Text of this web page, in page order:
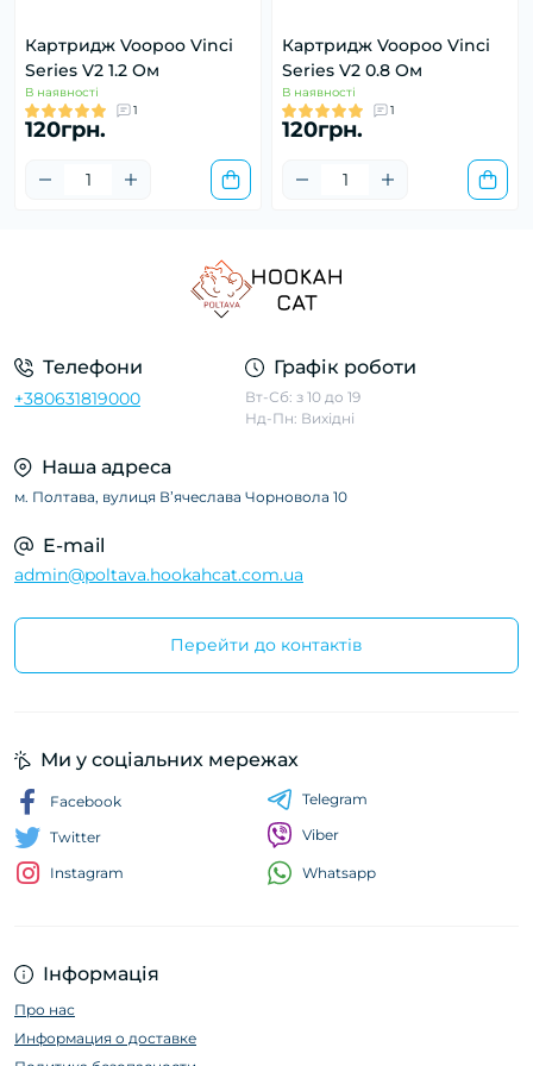
Картридж Voopoo Vinci
Series V2 1.2 Ом
В наявності
1
120грн.
Картридж Voopoo Vinci
Series V2 0.8 Ом
В наявності
1
120грн.
Телефони
+380631819000
Графік роботи
Вт-Сб: з 10 до 19
Нд-Пн: Вихідні
Наша адреса
м. Полтава, вулиця Вʼячеслава Чорновола 10
E-mail
admin@poltava.hookahcat.com.ua
Перейти до контактів
Інформація
Про нас
Информация о доставке
Ми у соціальних мережах
Facebook
Twitter
Instagram
Telegram
Viber
Whatsapp